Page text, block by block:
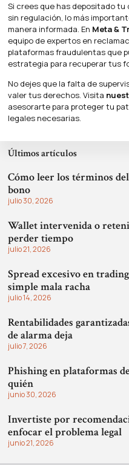
Últimos artículos
Cómo leer los términos
bono
julio 30, 2026
Wallet intervenida o
perder tiempo
julio 21, 2026
Spread excesivo en
simple mala racha
julio 14, 2026
Rentabilidades
de alarma deja
julio 7, 2026
Phishing en plataformas
quién
junio 30, 2026
Invertiste por
enfocar el problema legal
junio 21, 2026
Si crees que has depositado
sin regulación, lo más
manera informada. En Meta &
equipo de expertos en
plataformas fraudulentas que
estrategia para recuperar tus
No dejes que la falta de
valer tus derechos. Visita
asesorarte para proteger tu
legales necesarias.